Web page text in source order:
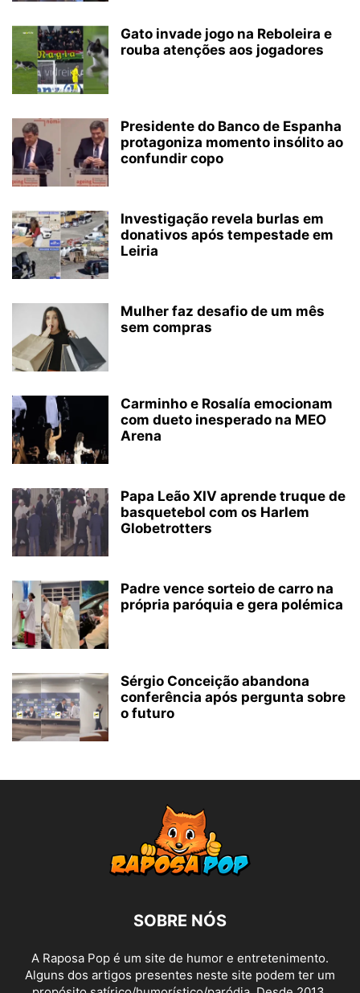
Gato invade jogo na Reboleira e
rouba atenções aos jogadores
Presidente do Banco de Espanha
protagoniza momento insólito ao
confundir copo
Investigação revela burlas em
donativos após tempestade em
Leiria
Mulher faz desafio de um mês
sem compras
Carminho e Rosalía emocionam
com dueto inesperado na MEO
Arena
Papa Leão XIV aprende truque de
basquetebol com os Harlem
Globetrotters
Padre vence sorteio de carro na
própria paróquia e gera polémica
Sérgio Conceição abandona
conferência após pergunta sobre
o futuro
SOBRE NÓS
A Raposa Pop é um site de humor e entretenimento.
Alguns dos artigos presentes neste site podem ter um